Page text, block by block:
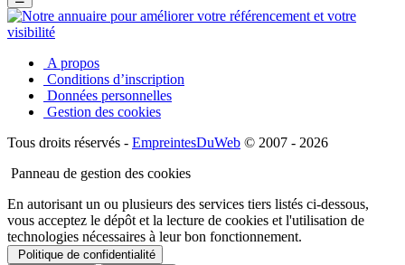
A propos
Conditions d’inscription
Données personnelles
Gestion des cookies
Tous droits réservés - EmpreintesDuWeb © 2007 - 2026
Panneau de gestion des cookies
En autorisant un ou plusieurs des services tiers listés ci-dessous,
vous acceptez le dépôt et la lecture de cookies et l'utilisation de
technologies nécessaires à leur bon fonctionnement.
Politique de confidentialité